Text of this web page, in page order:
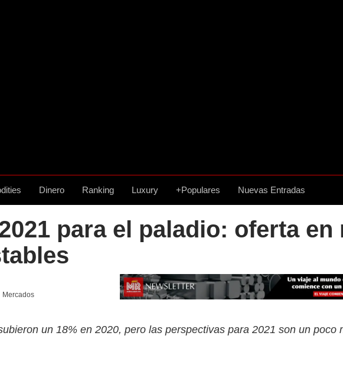
Dinero Ranking Luxury +Populares Nuevas Entradas
para el paladio: oferta
Mercados
un 18% en 2020, pero las perspectivas para 2021 son un